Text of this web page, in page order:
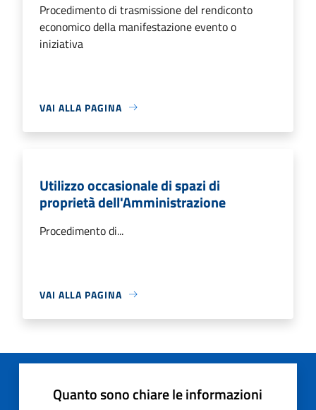
Procedimento di trasmissione del rendiconto
economico della manifestazione evento o
iniziativa
VAI ALLA PAGINA
Utilizzo occasionale di spazi di
proprietà dell'Amministrazione
Procedimento di...
VAI ALLA PAGINA
Quanto sono chiare le informazioni